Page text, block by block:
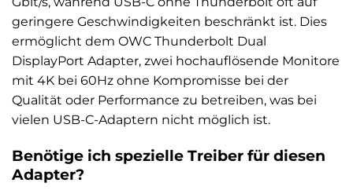
geringere Geschwindigkeiten beschränkt ist. Dies
ermöglicht dem OWC Thunderbolt Dual
DisplayPort Adapter, zwei hochauflösende Monitore
mit 4K bei 60Hz ohne Kompromisse bei der
Qualität oder Performance zu betreiben, was bei
vielen USB-C-Adaptern nicht möglich ist.
Benötige ich spezielle Treiber für diesen
Adapter?